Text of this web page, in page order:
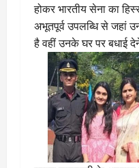
होकर भारतीय सेना का
अभूतपूर्व उपलब्धि से जहां
है वहीं उनके घर पर बधाई